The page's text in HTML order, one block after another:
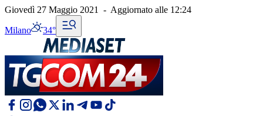
Giovedì 27 Maggio 2021 - Aggiornato alle 12:24
Milano 34°